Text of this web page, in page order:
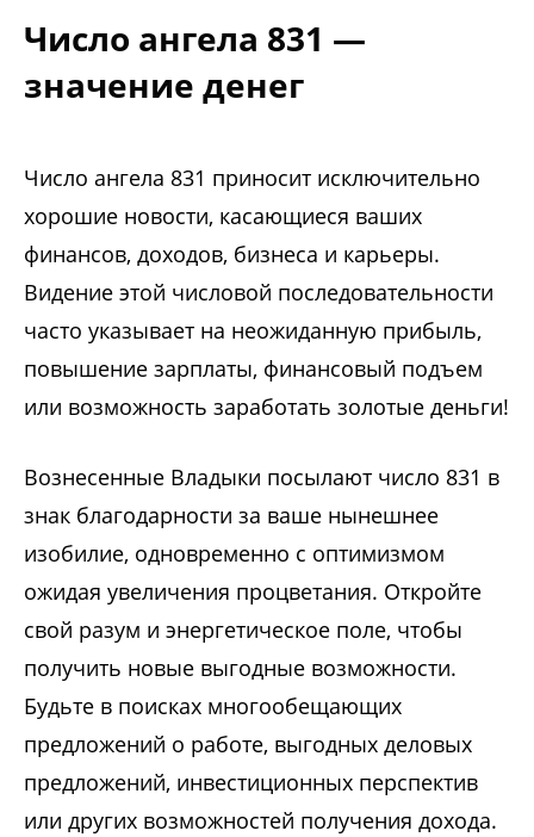
Число ангела 831 —
значение денег
Число ангела 831 приносит исключительно
хорошие новости, касающиеся ваших
финансов, доходов, бизнеса и карьеры.
Видение этой числовой последовательности
часто указывает на неожиданную прибыль,
повышение зарплаты, финансовый подъем
или возможность заработать золотые деньги!
Вознесенные Владыки посылают число 831 в
знак благодарности за ваше нынешнее
изобилие, одновременно с оптимизмом
ожидая увеличения процветания. Откройте
свой разум и энергетическое поле, чтобы
получить новые выгодные возможности.
Будьте в поисках многообещающих
предложений о работе, выгодных деловых
предложений, инвестиционных перспектив
или других возможностей получения дохода.